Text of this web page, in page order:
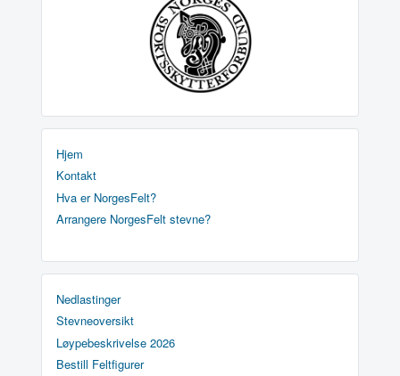
Hjem
Kontakt
Hva er NorgesFelt?
Arrangere NorgesFelt stevne?
Nedlastinger
Stevneoversikt
Løypebeskrivelse 2026
Bestill Feltfigurer